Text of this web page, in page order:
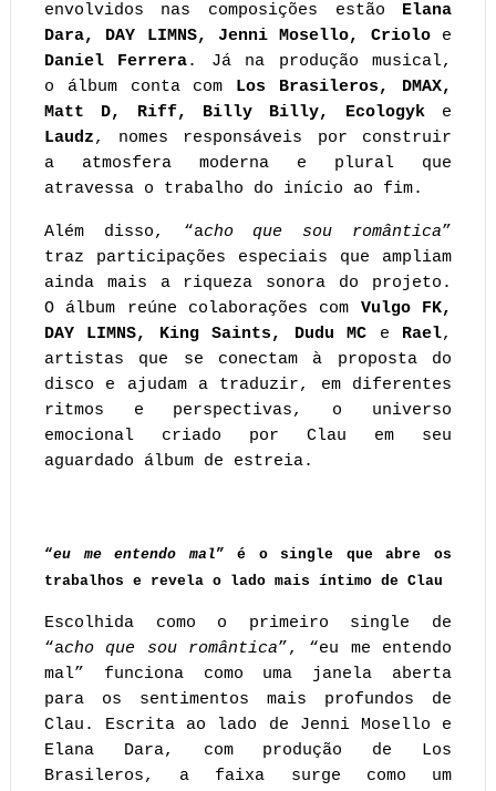
envolvidos nas composições estão Elana
Dara, DAY LIMNS, Jenni Mosello, Criolo
Daniel Ferrera. Já na produção musical,
o álbum conta com Los Brasileros, DMAX,
Matt D, Riff, Billy Billy, Ecologyk
Laudz, nomes responsáveis por construir
a atmosfera moderna e plural que
atravessa o trabalho do início ao fim.
Além disso, “acho que sou romântica”
traz participações especiais que ampliam
ainda mais a riqueza sonora do projeto.
O álbum reúne colaborações com Vulgo FK,
DAY LIMNS, King Saints, Dudu MC e Rael,
artistas que se conectam à proposta do
disco e ajudam a traduzir, em diferentes
ritmos e perspectivas, o universo
emocional criado por Clau em seu
aguardado álbum de estreia.
“eu me entendo mal” é o single que abre os
trabalhos e revela o lado mais íntimo de Clau
Escolhida como o primeiro single de
“acho que sou romântica”, “eu me entendo
mal” funciona como uma janela aberta
para os sentimentos mais profundos de
Clau. Escrita ao lado de Jenni Mosello e
Elana Dara, com produção de Los
Brasileros, a faixa surge como um